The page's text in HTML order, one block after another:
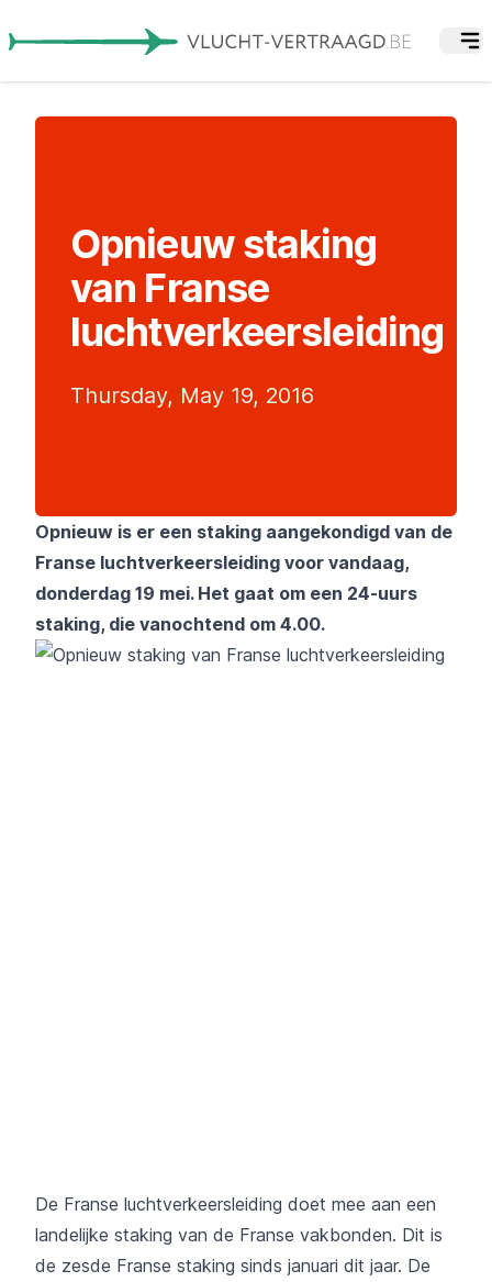
Opnieuw staking
van Franse
luchtverkeersleiding
Thursday, May 19, 2016
Opnieuw is er een staking aangekondigd van de
Franse luchtverkeersleiding voor vandaag,
donderdag 19 mei. Het gaat om een 24-uurs
staking, die vanochtend om 4.00.
De Franse luchtverkeersleiding doet mee aan een
landelijke staking van de Franse vakbonden. Dit is
de zesde Franse staking sinds januari dit jaar. De